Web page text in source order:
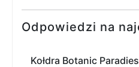
Odpowiedzi na
Kołdra Botanic